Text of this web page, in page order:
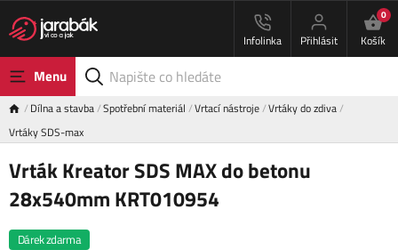
Infolinka Přihlásit
0
Košík
Menu
Dílna a stavba Spotřební materiál Vrtací nástroje Vrtáky do zdiva
Vrtáky SDS-max
Vrták Kreator SDS MAX do betonu
28x540mm KRT010954
Dárek zdarma